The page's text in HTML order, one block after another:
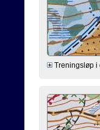
Treningsløp i